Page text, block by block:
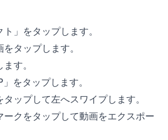
」をタップします。
タップします。
す。
をタップします。
ップして左へスワイプします。
クをタップして動画をエクスポー